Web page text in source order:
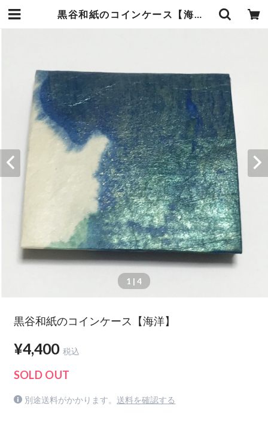
黒谷和紙のコインケース【海洋】 | 暮らしの中の和紙のかたち
1 | 4
黒谷和紙のコインケース【海洋】
¥4,400 税込
SOLD OUT
別途送料がかかります。 送料を確認する